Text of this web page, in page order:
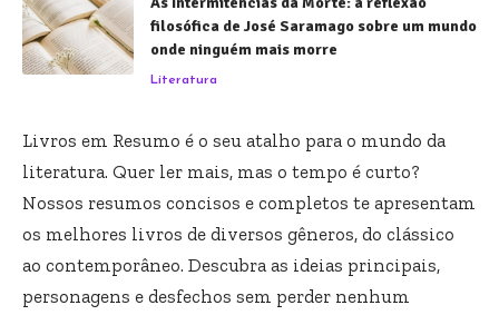
filosófica de José Saramago sobre um mundo
onde ninguém mais morre
Literatura
Livros em Resumo é o seu atalho para o mundo da
literatura. Quer ler mais, mas o tempo é curto?
Nossos resumos concisos e completos te apresentam
os melhores livros de diversos gêneros, do clássico
ao contemporâneo. Descubra as ideias principais,
personagens e desfechos sem perder nenhum